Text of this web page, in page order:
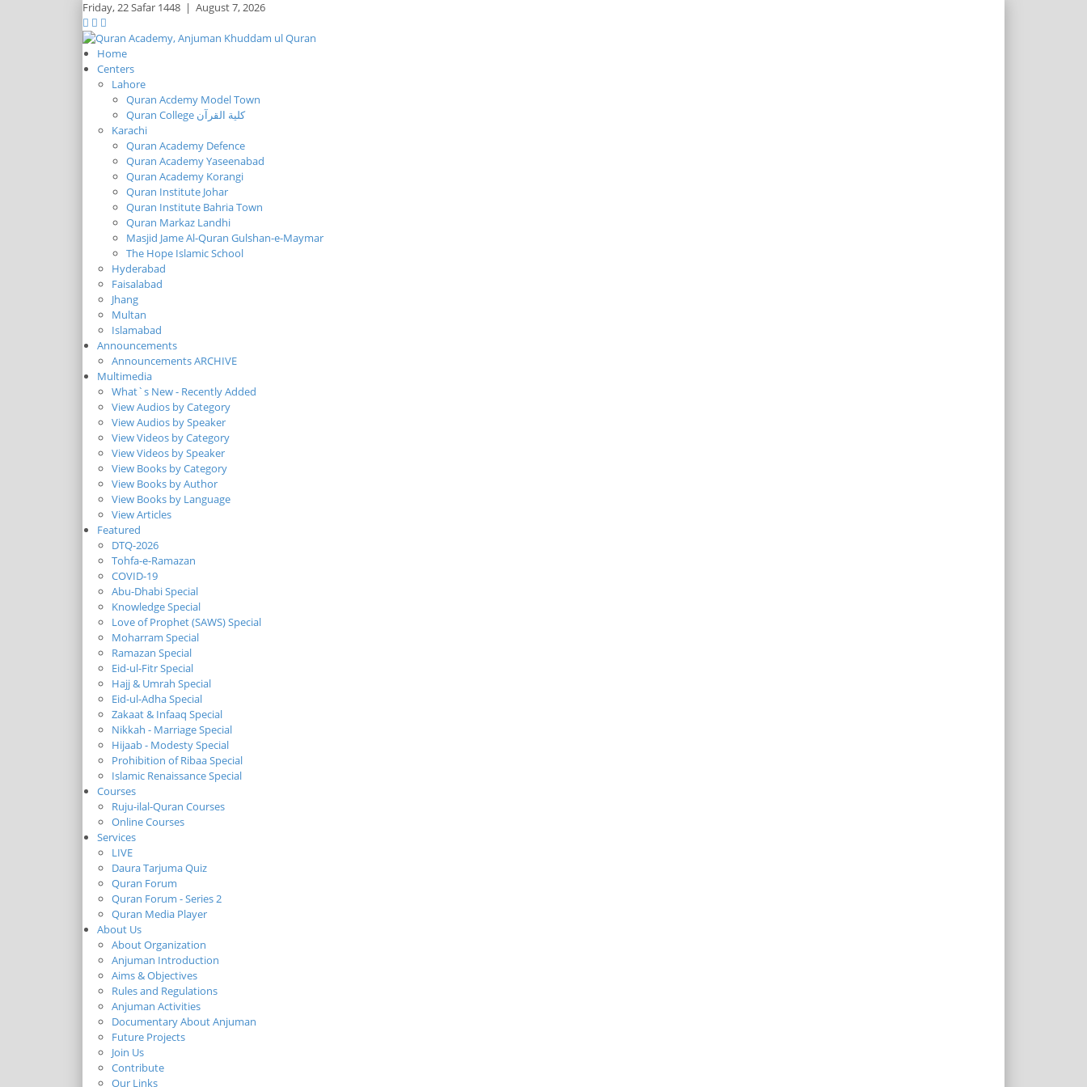
Friday,22 Safar 1448 | August 7, 2026
Home
Centers
Lahore
Quran Acdemy Model Town
Quran College كلية القرآن
Karachi
Quran Academy Defence
Quran Academy Yaseenabad
Quran Academy Korangi
Quran Institute Johar
Quran Institute Bahria Town
Quran Markaz Landhi
Masjid Jame Al-Quran Gulshan-e-Maymar
The Hope Islamic School
Hyderabad
Faisalabad
Jhang
Multan
Islamabad
Announcements
Announcements ARCHIVE
Multimedia
What`s New - Recently Added
View Audios by Category
View Audios by Speaker
View Videos by Category
View Videos by Speaker
View Books by Category
View Books by Author
View Books by Language
View Articles
Featured
DTQ-2026
Tohfa-e-Ramazan
COVID-19
Abu-Dhabi Special
Knowledge Special
Love of Prophet (SAWS) Special
Moharram Special
Ramazan Special
Eid-ul-Fitr Special
Hajj & Umrah Special
Eid-ul-Adha Special
Zakaat & Infaaq Special
Nikkah - Marriage Special
Hijaab - Modesty Special
Prohibition of Ribaa Special
Islamic Renaissance Special
Courses
Ruju-ilal-Quran Courses
Online Courses
Services
LIVE
Daura Tarjuma Quiz
Quran Forum
Quran Forum - Series 2
Quran Media Player
About Us
About Organization
Anjuman Introduction
Aims & Objectives
Rules and Regulations
Anjuman Activities
Documentary About Anjuman
Future Projects
Join Us
Contribute
Our Links